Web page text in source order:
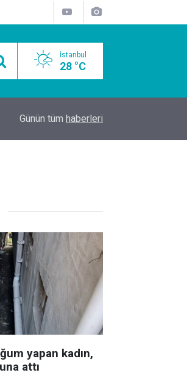
İstanbul
28 °C
Araçlarla Hayır Lokması Dağıtımının
Günün tüm haberleri
yapan kadın,
attı